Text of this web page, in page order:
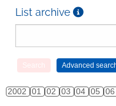
List archive
2002 01 02 03 04 05 06